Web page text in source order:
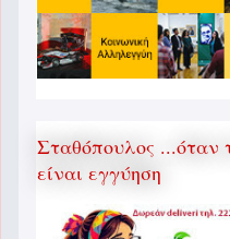
Σταθόπουλος ...όταν
είναι εγγύηση